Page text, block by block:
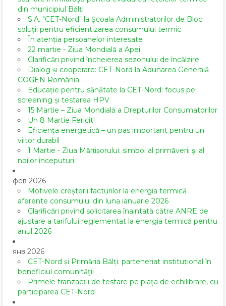
din municipiul Bălți
S.A. "CET-Nord" la Școala Administratorilor de Bloc:
soluții pentru eficientizarea consumului termic
În atenția persoanelor interesate
22 martie - Ziua Mondială a Apei
Clarificări privind încheierea sezonului de încălzire
Dialog și cooperare: CET-Nord la Adunarea Generală
COGEN România
Educație pentru sănătate la CET-Nord: focus pe
screening și testarea HPV
15 Martie – Ziua Mondială a Drepturilor Consumatorilor
Un 8 Martie Fericit!
Eficiența energetică – un pas important pentru un
viitor durabil
1 Martie - Ziua Mărțișorului: simbol al primăverii și al
noilor începuturi
фев 2026
Motivele creșterii facturilor la energia termică
aferente consumului din luna ianuarie 2026
Clarificări privind solicitarea înaintată către ANRE de
ajustare a tarifului reglementat la energia termică pentru
anul 2026
янв 2026
CET-Nord și Primăria Bălți: parteneriat instituțional în
beneficiul comunității
Primele tranzacții de testare pe piața de echilibrare, cu
participarea CET-Nord